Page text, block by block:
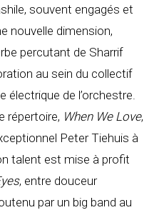
souvent engagés et
nouvelle dimension,
percutant de Sharrif
au sein du collectif
électrique de l’orchestre.
répertoire, When We Love,
Peter Tiehuis à
talent est mise à profit
, entre douceur
par un big band au